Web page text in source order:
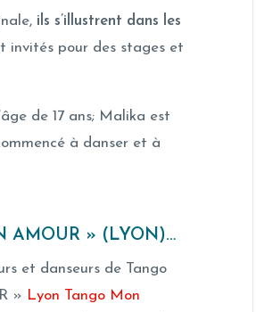
ils s’illustrent dans les
invités pour des stages et
de 17 ans; Malika est
à danser et à
AMOUR » (LYON)…
et danseurs de Tango
» Lyon Tango Mon